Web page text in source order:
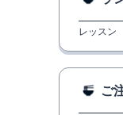
レッスン
ご